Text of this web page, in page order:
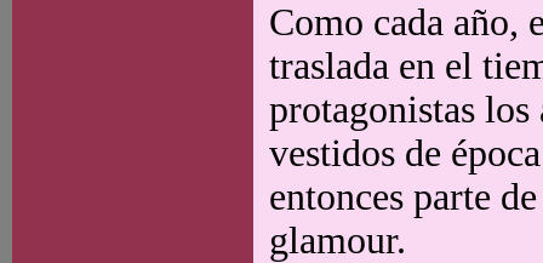
Como cada año,
traslada en el
protagonistas los
vestidos de
entonces parte
glamour.